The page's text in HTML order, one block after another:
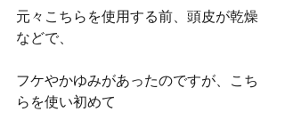
元々こちらを使用する前、頭皮が乾燥
などで、
フケやかゆみがあったのですが、こち
らを使い初めて